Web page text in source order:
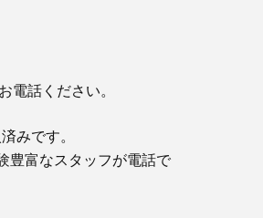
電話ください。
みです。
豊富なスタッフが電話で